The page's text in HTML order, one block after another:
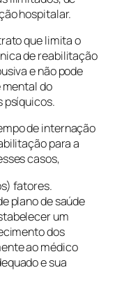
hospitalar.
que limita o
de reabilitação
e não pode
mental do
psíquicos.
de internação
para a
casos,
fatores.
plano de saúde
um
dos
ao médico
e sua